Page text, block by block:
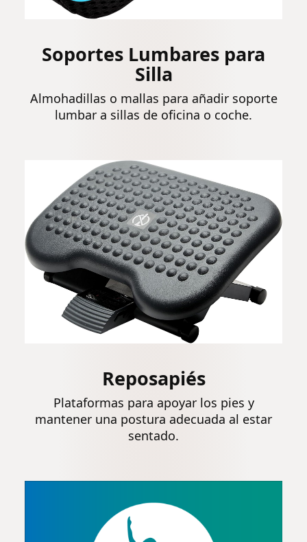
Soportes Lumbares para
Silla
Almohadillas o mallas para añadir soporte
lumbar a sillas de oficina o coche.
Reposapiés
Plataformas para apoyar los pies y
mantener una postura adecuada al estar
sentado.